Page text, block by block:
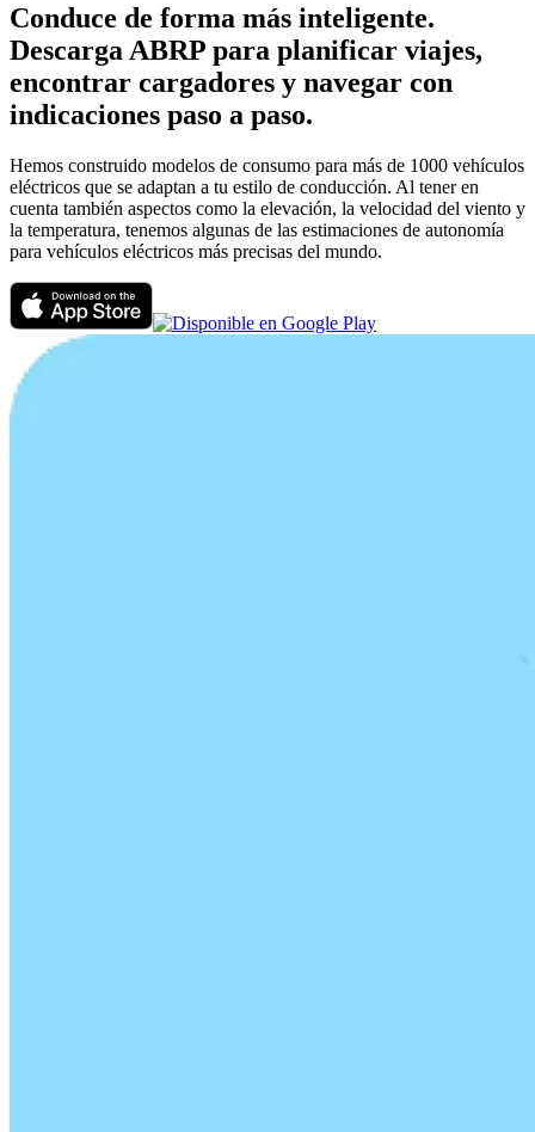
Conduce de forma más inteligente.
Descarga ABRP para planificar viajes,
encontrar cargadores y navegar con
indicaciones paso a paso.
Hemos construido modelos de consumo para más de 1000 vehículos
eléctricos que se adaptan a tu estilo de conducción. Al tener en
cuenta también aspectos como la elevación, la velocidad del viento y
la temperatura, tenemos algunas de las estimaciones de autonomía
para vehículos eléctricos más precisas del mundo.